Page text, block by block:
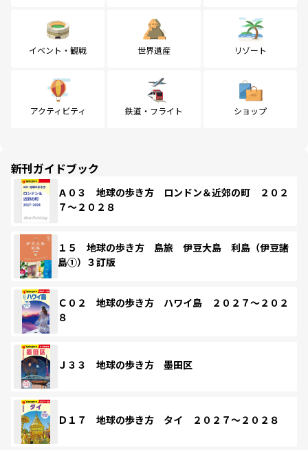
イベント・観戦 世界遺産 リゾート
アクティビティ 鉄道・フライト ショップ
新刊ガイドブック
Ａ０３ 地球の歩き方 ロンドン＆近郊の町 ２０２
７～２０２８
１５ 地球の歩き方 島旅 伊豆大島 利島（伊豆諸
島①）３訂版
Ｃ０２ 地球の歩き方 ハワイ島 ２０２７～２０２
８
Ｊ３３ 地球の歩き方 墨田区
Ｄ１７ 地球の歩き方 タイ ２０２７～２０２８